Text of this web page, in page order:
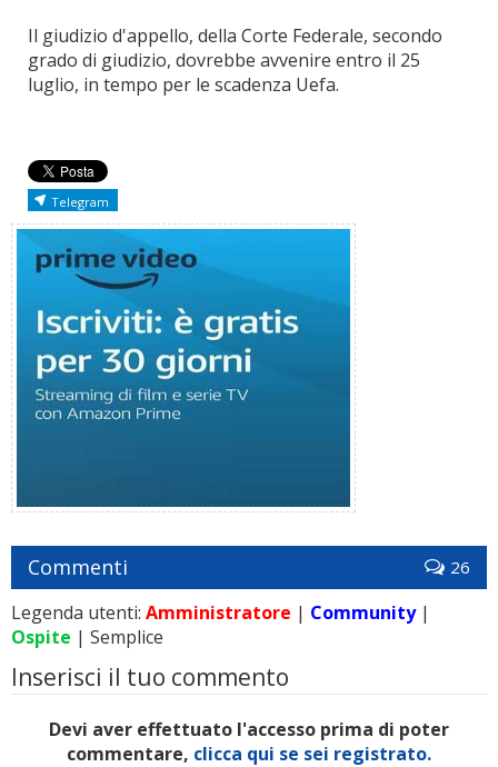
Il giudizio d'appello, della Corte Federale, secondo
grado di giudizio, dovrebbe avvenire entro il 25
luglio, in tempo per le scadenza Uefa.
Telegram
Commenti 26
Legenda utenti: Amministratore | Community|
Ospite | Semplice
Inserisci il tuo commento
Devi aver effettuato l'accesso prima di poter
commentare, clicca qui se sei registrato.